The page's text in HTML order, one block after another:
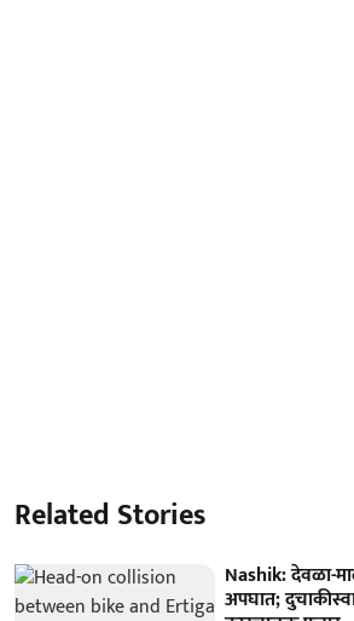
Related Stories
Nashik: देवळा-
अपघात;